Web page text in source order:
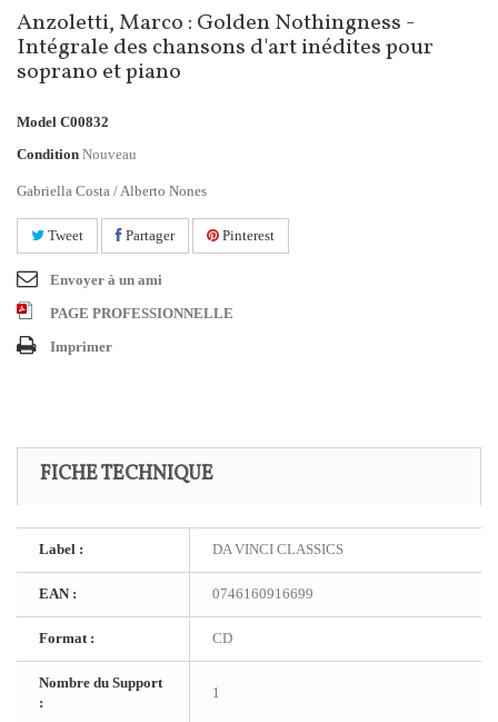
Anzoletti, Marco : Golden Nothingness -
Intégrale des chansons d'art inédites pour
soprano et piano
Model C00832
Condition Nouveau
Gabriella Costa / Alberto Nones
Tweet Partager Pinterest
Envoyer à un ami
PAGE PROFESSIONNELLE
Imprimer
FICHE TECHNIQUE
Label : DA VINCI CLASSICS
EAN : 0746160916699
Format : CD
Nombre du Support
:
1